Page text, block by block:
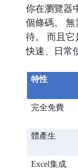
你在瀏覽器
個條碼。 無
待。 而且它
快速、日常
特性
完全免費
體產生
Excel集成